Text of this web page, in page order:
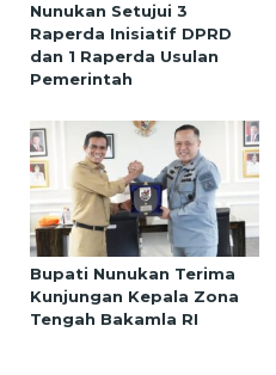
Nunukan Setujui 3
Raperda Inisiatif DPRD
dan 1 Raperda Usulan
Pemerintah
Bupati Nunukan Terima
Kunjungan Kepala Zona
Tengah Bakamla RI